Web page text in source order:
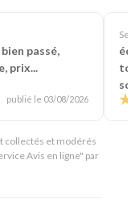
et des services
et retour
dans un rayon de
sur-Yon
sur-Yon
(à 3 km de
Nantes Aéroport)
passé,
prix...
publié le 03/08/2026
collectés et modérés
Avis en ligne" par